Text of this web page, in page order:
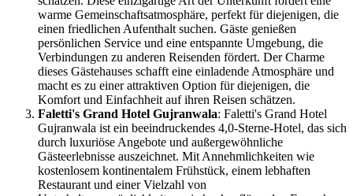
warme Gemeinschaftsatmosphäre, perfekt für diejenigen, die
einen friedlichen Aufenthalt suchen. Gäste genießen
persönlichen Service und eine entspannte Umgebung, die
Verbindungen zu anderen Reisenden fördert. Der Charme
dieses Gästehauses schafft eine einladende Atmosphäre und
macht es zu einer attraktiven Option für diejenigen, die
Komfort und Einfachheit auf ihren Reisen schätzen.
Faletti's Grand Hotel Gujranwala: Faletti's Grand Hotel
Gujranwala ist ein beeindruckendes 4,0-Sterne-Hotel, das sich
durch luxuriöse Angebote und außergewöhnliche
Gästeerlebnisse auszeichnet. Mit Annehmlichkeiten wie
kostenlosem kontinentalem Frühstück, einem lebhaften
Restaurant und einer Vielzahl von